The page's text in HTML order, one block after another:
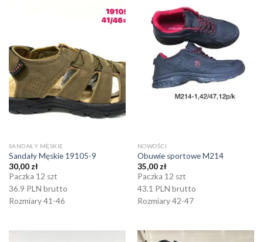
SANDAŁY MĘSKIE
Sandały Męskie 19105-9
30,00zł
Paczka 12 szt
36.9 PLN brutto
Rozmiary 41-46
NOWOŚCI
Obuwie sportowe M214
35,00zł
Paczka 12 szt
43.1 PLN brutto
Rozmiary 42-47